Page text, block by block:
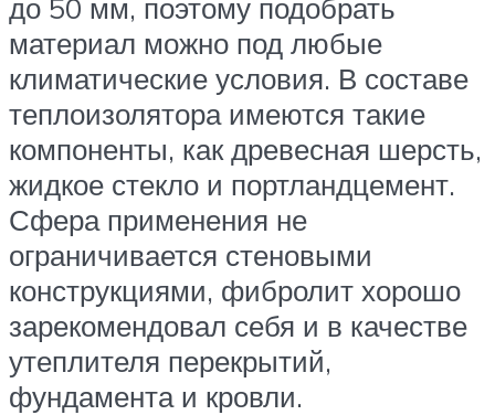
до 50 мм, поэтому подобрать
материал можно под любые
климатические условия. В составе
теплоизолятора имеются такие
компоненты, как древесная шерсть,
жидкое стекло и портландцемент.
Сфера применения не
ограничивается стеновыми
конструкциями, фибролит хорошо
зарекомендовал себя и в качестве
утеплителя перекрытий,
фундамента и кровли.